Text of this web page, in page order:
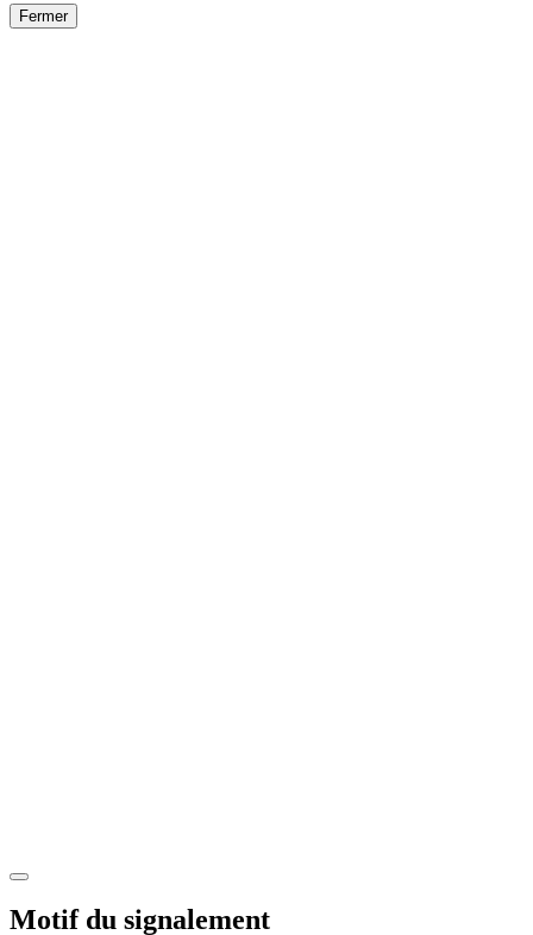
Fermer
Motif du signalement